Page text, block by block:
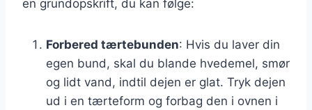
en grundopskrift, du kan følge:
Forbered tærtebunden: Hvis du laver din
egen bund, skal du blande hvedemel, smør
og lidt vand, indtil dejen er glat. Tryk dejen
ud i en tærteform og forbag den i ovnen i